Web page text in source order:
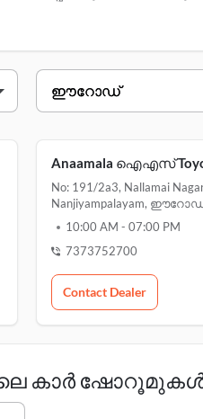
വിലാസം
Anaamala ഐഎസ്
No: 191/2a3, Nallamai
Nanjiyampalayam,
10:00 AM - 07:00 PM
7373752700
Contact Dealer
കാർ